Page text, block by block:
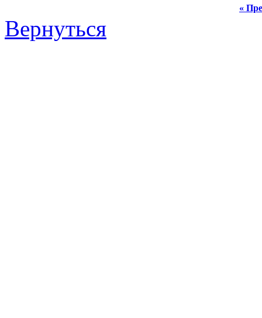
«
Вернуться